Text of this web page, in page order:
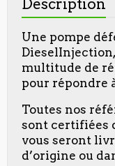
Description
Une pompe
multitude de
pour répondre
Toutes nos
sont certifiées
vous seront
d’origine ou